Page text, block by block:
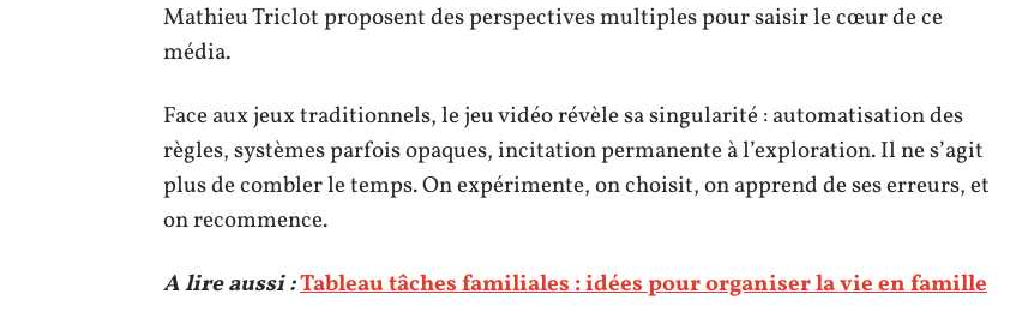
Mathieu Triclot proposent des perspectives multiples pour saisir le cœur de ce
média.
Face aux jeux traditionnels, le jeu vidéo révèle sa singularité : automatisation des
règles, systèmes parfois opaques, incitation permanente à l’exploration. Il ne s’agit
plus de combler le temps. On expérimente, on choisit, on apprend de ses erreurs, et
on recommence.
A lire aussi :Tableau tâches familiales : idées pour organiser la vie en famille